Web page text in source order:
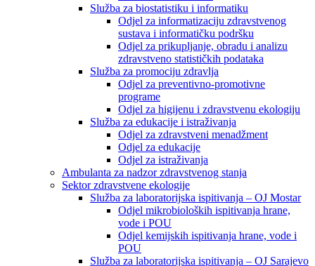
Služba za biostatistiku i informatiku
Odjel za informatizaciju zdravstvenog
sustava i informatičku podršku
Odjel za prikupljanje, obradu i analizu
zdravstveno statističkih podataka
Služba za promociju zdravlja
Odjel za preventivno-promotivne
programe
Odjel za higijenu i zdravstvenu ekologiju
Služba za edukacije i istraživanja
Odjel za zdravstveni menadžment
Odjel za edukacije
Odjel za istraživanja
Ambulanta za nadzor zdravstvenog stanja
Sektor zdravstvene ekologije
Služba za laboratorijska ispitivanja – OJ Mostar
Odjel mikrobioloških ispitivanja hrane,
vode i POU
Odjel kemijskih ispitivanja hrane, vode i
POU
Služba za laboratorijska ispitivanja – OJ Sarajevo